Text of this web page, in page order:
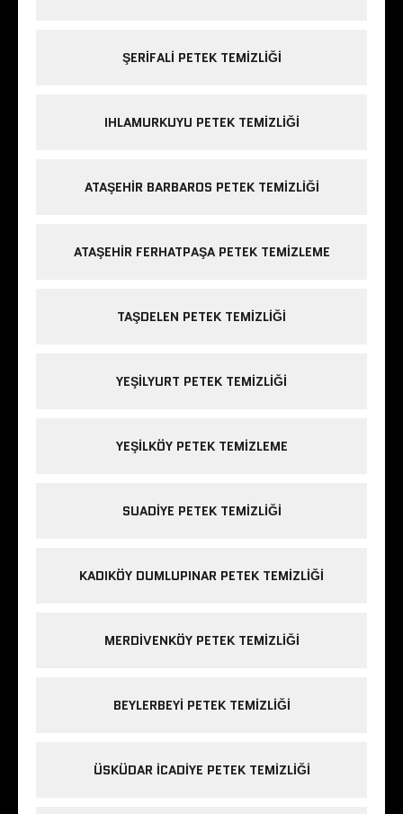
ŞERIFALI PETEK TEMIZLIĞI
IHLAMURKUYU PETEK TEMIZLIĞI
ATAŞEHIR BARBAROS PETEK TEMIZLIĞI
ATAŞEHIR FERHATPAŞA PETEK TEMIZLEME
TAŞDELEN PETEK TEMIZLIĞI
YEŞILYURT PETEK TEMIZLIĞI
YEŞILKÖY PETEK TEMIZLEME
SUADIYE PETEK TEMIZLIĞI
KADIKÖY DUMLUPINAR PETEK TEMIZLIĞI
MERDIVENKÖY PETEK TEMIZLIĞI
BEYLERBEYI PETEK TEMIZLIĞI
ÜSKÜDAR ICADIYE PETEK TEMIZLIĞI